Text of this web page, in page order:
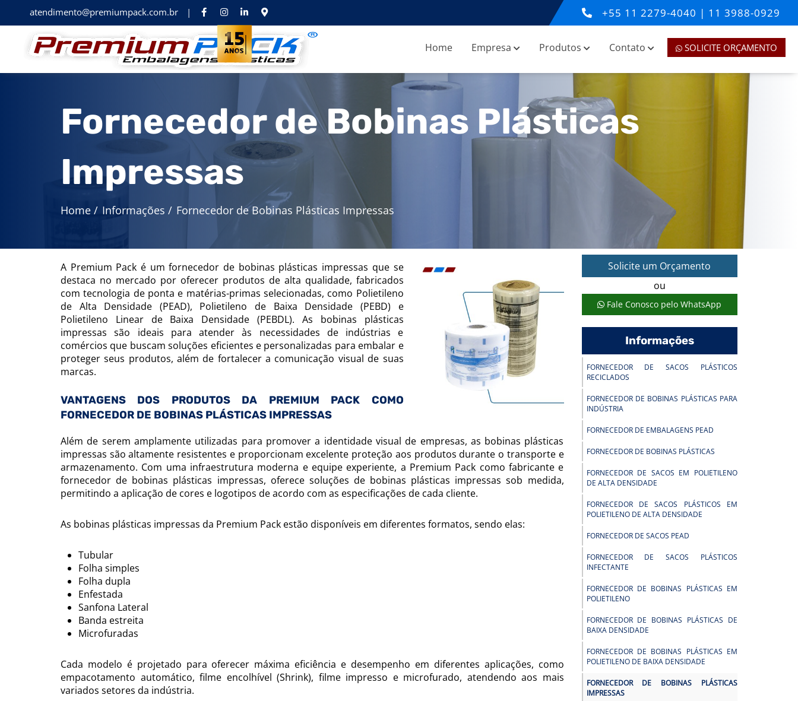
atendimento@premiumpack.com.br | +55 11 2279-4040 | 11 3988-0929
Home Empresa Produtos Contato SOLICITE ORÇAMENTO
Fornecedor de Bobinas Plásticas
Impressas
Home / Informações / Fornecedor de Bobinas Plásticas Impressas
A Premium Pack é um fornecedor de bobinas plásticas impressas que se
destaca no mercado por oferecer produtos de alta qualidade, fabricados
com tecnologia de ponta e matérias-primas selecionadas, como Polietileno
de Alta Densidade (PEAD), Polietileno de Baixa Densidade (PEBD) e
Polietileno Linear de Baixa Densidade (PEBDL). As bobinas plásticas
impressas são ideais para atender às necessidades de indústrias e
comércios que buscam soluções eficientes e personalizadas para embalar e
proteger seus produtos, além de fortalecer a comunicação visual de suas
marcas.
VANTAGENS DOS PRODUTOS DA PREMIUM PACK COMO
FORNECEDOR DE BOBINAS PLÁSTICAS IMPRESSAS
Além de serem amplamente utilizadas para promover a identidade visual de empresas, as bobinas plásticas
impressas são altamente resistentes e proporcionam excelente proteção aos produtos durante o transporte e
armazenamento. Com uma infraestrutura moderna e equipe experiente, a Premium Pack como fabricante e
fornecedor de bobinas plásticas impressas, oferece soluções de bobinas plásticas impressas sob medida,
permitindo a aplicação de cores e logotipos de acordo com as especificações de cada cliente.
As bobinas plásticas impressas da Premium Pack estão disponíveis em diferentes formatos, sendo elas:
Tubular
Folha simples
Folha dupla
Enfestada
Sanfona Lateral
Banda estreita
Microfuradas
Cada modelo é projetado para oferecer máxima eficiência e desempenho em diferentes aplicações, como
empacotamento automático, filme encolhível (Shrink), filme impresso e microfurado, atendendo aos mais
variados setores da indústria.
Solicite um Orçamento
ou
Fale Conosco pelo WhatsApp
Informações
FORNECEDOR DE SACOS PLÁSTICOS
RECICLADOS
FORNECEDOR DE BOBINAS PLÁSTICAS PARA
INDÚSTRIA
FORNECEDOR DE EMBALAGENS PEAD
FORNECEDOR DE BOBINAS PLÁSTICAS
FORNECEDOR DE SACOS EM POLIETILENO
DE ALTA DENSIDADE
FORNECEDOR DE SACOS PLÁSTICOS EM
POLIETILENO DE ALTA DENSIDADE
FORNECEDOR DE SACOS PEAD
FORNECEDOR DE SACOS PLÁSTICOS
INFECTANTE
FORNECEDOR DE BOBINAS PLÁSTICAS EM
POLIETILENO
FORNECEDOR DE BOBINAS PLÁSTICAS DE
BAIXA DENSIDADE
FORNECEDOR DE BOBINAS PLÁSTICAS EM
POLIETILENO DE BAIXA DENSIDADE
FORNECEDOR DE BOBINAS PLÁSTICAS
IMPRESSAS